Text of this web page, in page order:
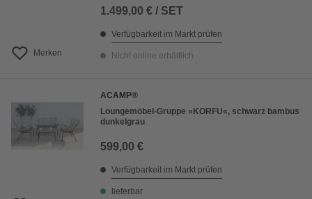
Merken
1.499,00 € / SET
Verfügbarkeit im Markt prüfen
Nicht online erhältlich
ACAMP®
Loungemöbel-Gruppe »KORFU«, schwarz bambus
dunkelgrau
599,00 €
Verfügbarkeit im Markt prüfen
lieferbar